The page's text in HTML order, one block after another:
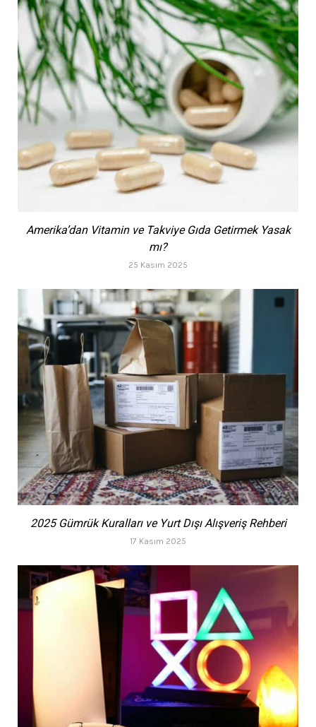
Amerika’dan Vitamin ve Takviye Gıda Getirmek Yasak
mı?
25 Kasım 2025
2025 Gümrük Kuralları ve Yurt Dışı Alışveriş Rehberi
17 Kasım 2025